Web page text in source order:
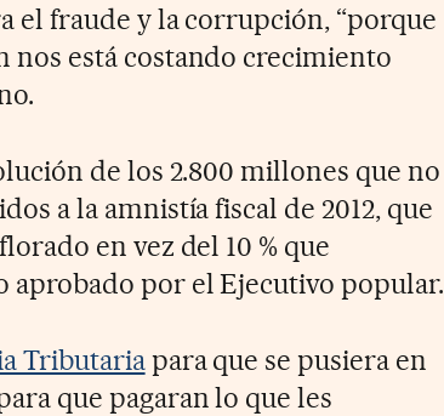
el fraude y la corrupción, “porque
está costando crecimiento
de los 2.800 millones que no
a la amnistía fiscal de 2012, que
en vez del 10 % que
aprobado por el Ejecutivo popular.
Tributariapara que se pusiera en
que pagaran lo que les